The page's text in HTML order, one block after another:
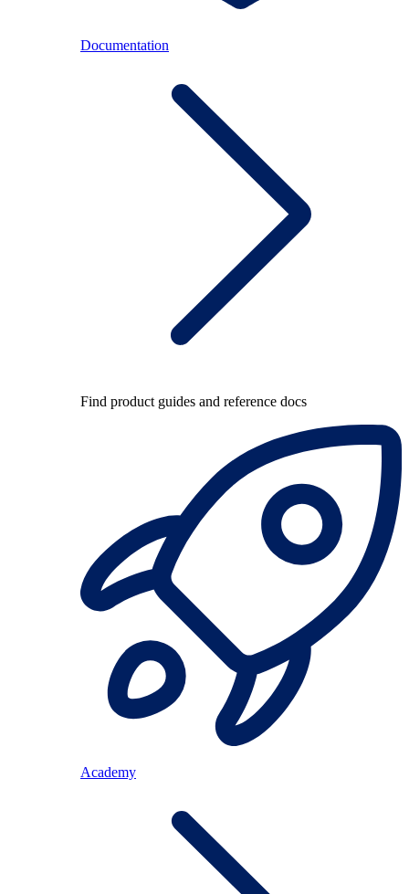
Documentation
Find product guides and reference docs
Academy